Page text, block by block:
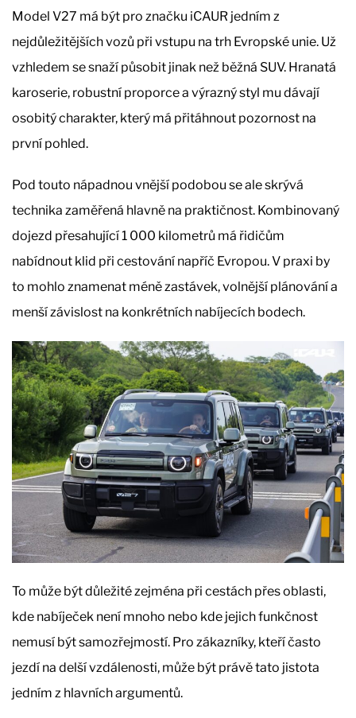
Model V27 má být pro značku iCAUR jedním z
nejdůležitějších vozů při vstupu na trh Evropské unie. Už
vzhledem se snaží působit jinak než běžná SUV. Hranatá
karoserie, robustní proporce a výrazný styl mu dávají
osobitý charakter, který má přitáhnout pozornost na
první pohled.
Pod touto nápadnou vnější podobou se ale skrývá
technika zaměřená hlavně na praktičnost. Kombinovaný
dojezd přesahující 1 000 kilometrů má řidičům
nabídnout klid při cestování napříč Evropou. V praxi by
to mohlo znamenat méně zastávek, volnější plánování a
menší závislost na konkrétních nabíjecích bodech.
To může být důležité zejména při cestách přes oblasti,
kde nabíječek není mnoho nebo kde jejich funkčnost
nemusí být samozřejmostí. Pro zákazníky, kteří často
jezdí na delší vzdálenosti, může být právě tato jistota
jedním z hlavních argumentů.